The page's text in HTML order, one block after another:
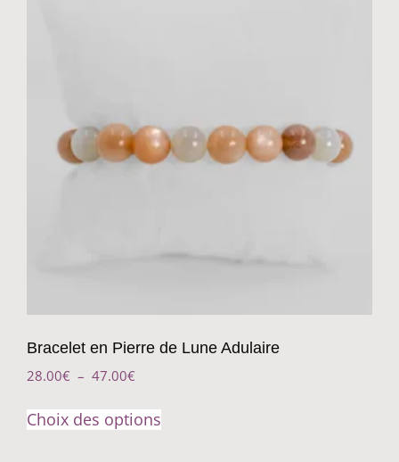
Bracelet en Pierre de Lune Adulaire
28.00€ – 47.00€
Choix des options